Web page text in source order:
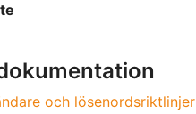
och lösenordsriktlinjer